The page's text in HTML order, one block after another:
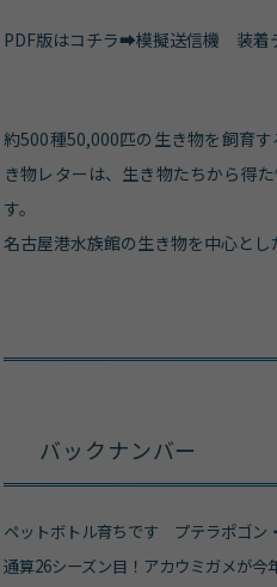
PDF版はコチラ➡模擬送信機 装着
約500種50,000匹の生き物を飼育
き物レターは、生き物たちから得
す。
名古屋港水族館の生き物を中心と
バックナンバー
ペットボトル育ちです プテラポゴン
通算26シーズン目！アカウミガメが今